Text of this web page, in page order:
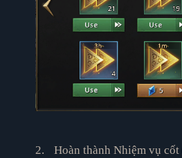
2.
Hoàn thành Nhiệm vụ